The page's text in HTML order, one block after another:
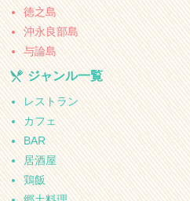
徳之島
沖永良部島
与論島
ジャンル一覧
レストラン
カフェ
BAR
居酒屋
鶏飯